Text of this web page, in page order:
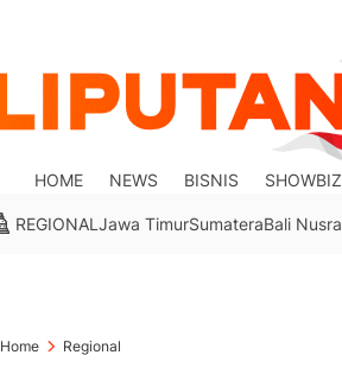
HOME NEWS BISNIS SHOWBIZ
REGIONAL Jawa TimurSumateraBali Nusra
Home Regional